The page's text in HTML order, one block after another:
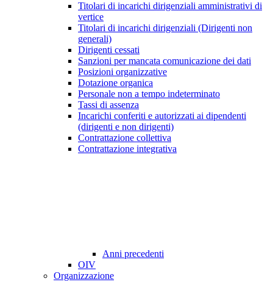
Titolari di incarichi dirigenziali amministrativi di
vertice
Titolari di incarichi dirigenziali (Dirigenti non
generali)
Dirigenti cessati
Sanzioni per mancata comunicazione dei dati
Posizioni organizzative
Dotazione organica
Personale non a tempo indeterminato
Tassi di assenza
Incarichi conferiti e autorizzati ai dipendenti
(dirigenti e non dirigenti)
Contrattazione collettiva
Contrattazione integrativa
Anni precedenti
OIV
Organizzazione